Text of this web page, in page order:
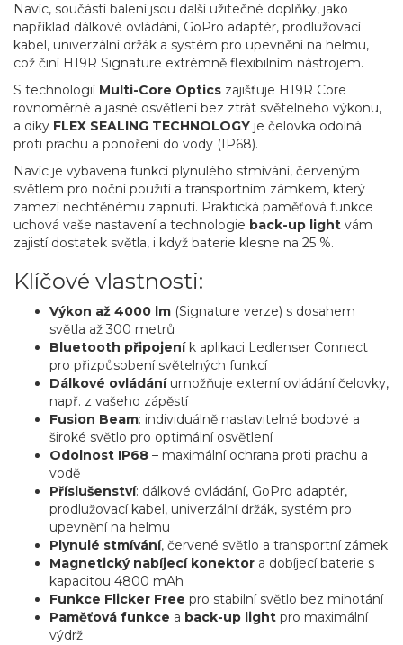
Navíc, součástí balení jsou další užitečné doplňky, jako
například dálkové ovládání, GoPro adaptér, prodlužovací
kabel, univerzální držák a systém pro upevnění na helmu,
což činí H19R Signature extrémně flexibilním nástrojem.
S technologií Multi-Core Optics zajišťuje H19R Core
rovnoměrné a jasné osvětlení bez ztrát světelného výkonu,
a díky FLEX SEALING TECHNOLOGY je čelovka odolná
proti prachu a ponoření do vody (IP68).
Navíc je vybavena funkcí plynulého stmívání, červeným
světlem pro noční použití a transportním zámkem, který
zamezí nechtěnému zapnutí. Praktická paměťová funkce
uchová vaše nastavení a technologie back-up light vám
zajistí dostatek světla, i když baterie klesne na 25 %.
Klíčové vlastnosti:
Výkon až 4000 lm (Signature verze) s dosahem
světla až 300 metrů
Bluetooth připojeník aplikaci Ledlenser Connect
pro přizpůsobení světelných funkcí
Dálkové ovládáníumožňuje externí ovládání čelovky,
např. z vašeho zápěstí
Fusion Beam: individuálně nastavitelné bodové a
široké světlo pro optimální osvětlení
Odolnost IP68 – maximální ochrana proti prachu a
vodě
Příslušenství: dálkové ovládání, GoPro adaptér,
prodlužovací kabel, univerzální držák, systém pro
upevnění na helmu
Plynulé stmívání, červené světlo a transportní zámek
Magnetický nabíjecí konektor a dobíjecí baterie s
kapacitou 4800 mAh
Funkce Flicker Free pro stabilní světlo bez mihotání
Paměťová funkce a back-up light pro maximální
výdrž